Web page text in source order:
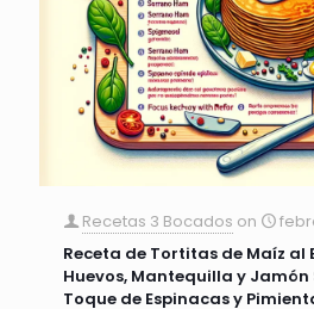
Recetas 3 Bocados on
Receta de Tortitas de Maíz al
Huevos, Mantequilla y Jamón
Toque de Espinacas y